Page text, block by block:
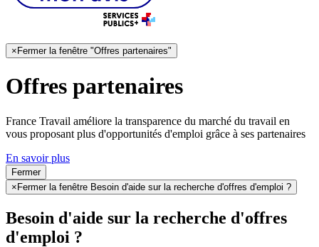
× Fermer la fenêtre "Offres partenaires"
Offres partenaires
France Travail améliore la transparence du marché du travail en
vous proposant plus d'opportunités d'emploi grâce à ses partenaires
En savoir plus
Fermer
×Fermer la fenêtre Besoin d'aide sur la recherche d'offres d'emploi ?
Besoin d'aide sur la recherche d'offres
d'emploi ?